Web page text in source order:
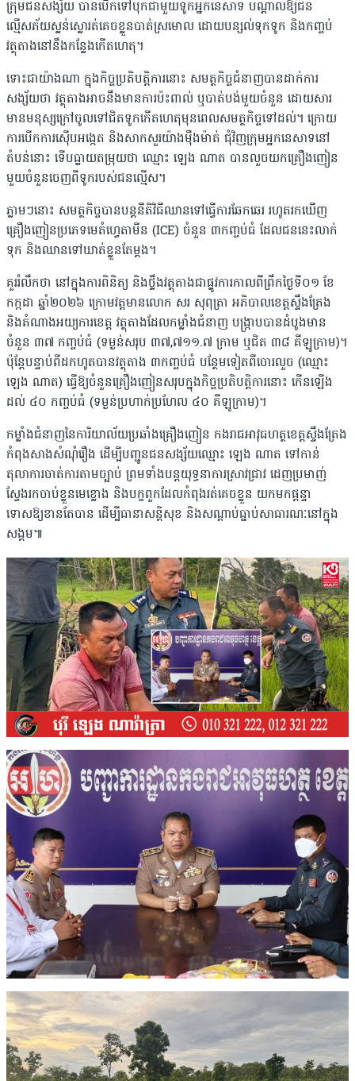
ក្រុមជនសង្ស័យ បានបើកទៅបុកជាមួយទូកអ្នកនេសាទ បណ្តាលឱ្យជន
ល្មើសភ័យស្លន់ស្លោរត់គេចខ្លួនបាត់ស្រមោល ដោយបន្សល់ទុកទូក និងកញ្ចប់
វត្ថុតាងនៅនឹងកន្លែងកើតហេតុ។
ទោះជាយ៉ាងណា ក្នុងកិច្ចប្រតិបត្តិការនោះ សមត្ថកិច្ចជំនាញបានដាក់ការ
សង្ស័យថា វត្ថុតាងអាចនឹងមានការប៉ះពាល់ ឬបាត់បង់មួយចំនួន ដោយសារ
មានមនុស្សក្រៅចូលទៅជិតទូកកើតហេតុមុនពេលសមត្ថកិច្ចទៅដល់។ ក្រោយ
ការបើកការស៊ើបអង្កេត និងសាកសួរយ៉ាងម៉ឺងម៉ាត់ ជុំវិញក្រុមអ្នកនេសាទនៅ
តំបន់នោះ ទើបធ្លាយតម្រុយថា ឈ្មោះ ឡេង ណាត បានលួចយកគ្រឿងញៀន
មួយចំនួនចេញពីទូករបស់ជនល្មើស។
ភ្លាមៗនោះ សមត្ថកិច្ចបានបន្តនីតិវិធីឈានទៅធ្វើការឆែកឆេរ រហូតរកឃើញ
គ្រឿងញៀនប្រភេទមេតំហ្វេតាមីន (ICE) ចំនួន ៣កញ្ចប់ធំ ដែលជននេះលាក់
ទុក និងឈានទៅឃាត់ខ្លួនតែម្តង។
គួររំលឹកថា នៅក្នុងការពិនិត្យ និងថ្លឹងវត្ថុតាងជាផ្លូវការកាលពីព្រឹកថ្ងៃទី០១ ខែ
កក្កដា ឆ្នាំ២០២៦ ក្រោមវត្តមានលោក សរ សុពុត្រា អភិបាលខេត្តស្ទឹងត្រែង
និងតំណាងអយ្យការខេត្ត វត្ថុតាងដែលកម្លាំងជំនាញ បង្ក្រាបបានដំបូងមាន
ចំនួន ៣៧ កញ្ចប់ធំ (ទម្ងន់សរុប ៣៧,៧១១.៧ ក្រាម ឬជិត ៣៨ គីឡូក្រាម)។
ប៉ុន្តែបន្ទាប់ពីដកហូតបានវត្ថុតាង ៣កញ្ចប់ធំ បន្ថែមទៀតពីចោរលួច (ឈ្មោះ
ឡេង ណាត) ធ្វើឱ្យចំនួនគ្រឿងញៀនសរុបក្នុងកិច្ចប្រតិបត្តិការនោះ កើនឡើង
ដល់ ៤០ កញ្ចប់ធំ (ទម្ងន់ប្រហាក់ប្រហែល ៤០ គីឡូក្រាម)។
កម្លាំងជំនាញនៃការិយាល័យប្រឆាំងគ្រឿងញៀន កងរាជអាវុធហត្ថខេត្តស្ទឹងត្រែង
កំពុងសាងសំណុំរឿង ដើម្បីបញ្ជូនជនសង្ស័យឈ្មោះ ឡេង ណាត ទៅកាន់
តុលាការចាត់ការតាមច្បាប់ ព្រមទាំងបន្តយុទ្ធនាការស្រាវជ្រាវ ដេញប្រមាញ់
ស្វែងរកចាប់ខ្លួនមេខ្លោង និងបក្ខពួកដែលកំពុងរត់គេចខ្លួន យកមកផ្តន្ទា
ទោសឱ្យខានតែបាន ដើម្បីធានាសន្តិសុខ និងសណ្តាប់ធ្នាប់សាធារណៈនៅក្នុង
សង្គម៕